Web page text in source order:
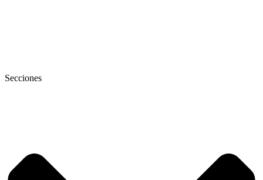
Secciones